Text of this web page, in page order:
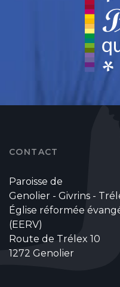
CONTACT
Paroisse de
Genolier - Givrins -
Église réformée
(EERV)
Route de Trélex 10
1272 Genolier